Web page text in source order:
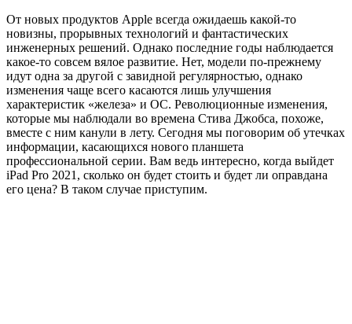
От новых продуктов Apple всегда ожидаешь какой-то
новизны, прорывных технологий и фантастических
инженерных решений. Однако последние годы наблюдается
какое-то совсем вялое развитие. Нет, модели по-прежнему
идут одна за другой с завидной регулярностью, однако
изменения чаще всего касаются лишь улучшения
характеристик «железа» и ОС. Революционные изменения,
которые мы наблюдали во времена Стива Джобса, похоже,
вместе с ним канули в лету. Сегодня мы поговорим об утечках
информации, касающихся нового планшета
профессиональной серии. Вам ведь интересно, когда выйдет
iPad Pro 2021, сколько он будет стоить и будет ли оправдана
его цена? В таком случае приступим.